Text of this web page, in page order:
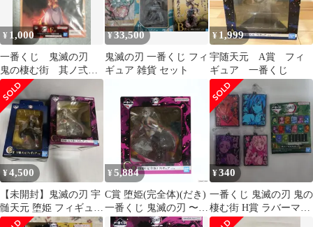
¥ 1,000
一番くじ 鬼滅の刃
鬼の棲む街 其ノ弍
宇髄天元 煉獄杏寿
郎 アクリルボード
¥33,500
鬼滅の刃 一番くじ フィ
ギュア 雑貨 セット
¥ 1,999
宇随天元 A賞 フィ
ギュア 一番くじ
¥4,500
【未開封】鬼滅の刃 宇
髄天元 堕姫 フィギュア
2個セット
¥ 5,884
C賞 堕姫(完全体)(だき)
一番くじ 鬼滅の刃 〜鬼
の棲む街〜 其ノ弐 フィ
¥340
一番くじ 鬼滅の刃 鬼の
棲む街 H賞 ラバーマス
コット 4種セット